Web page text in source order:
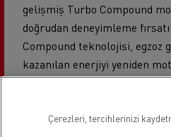
gelişmiş Turbo Compound
doğrudan deneyimleme
Compound teknolojisi, egzoz
kazanılan enerjiyi yeniden
sağlıyor. Bu sayede daha
azaltılıyor. Güç ve
Çerezleri, tercihlerinizi